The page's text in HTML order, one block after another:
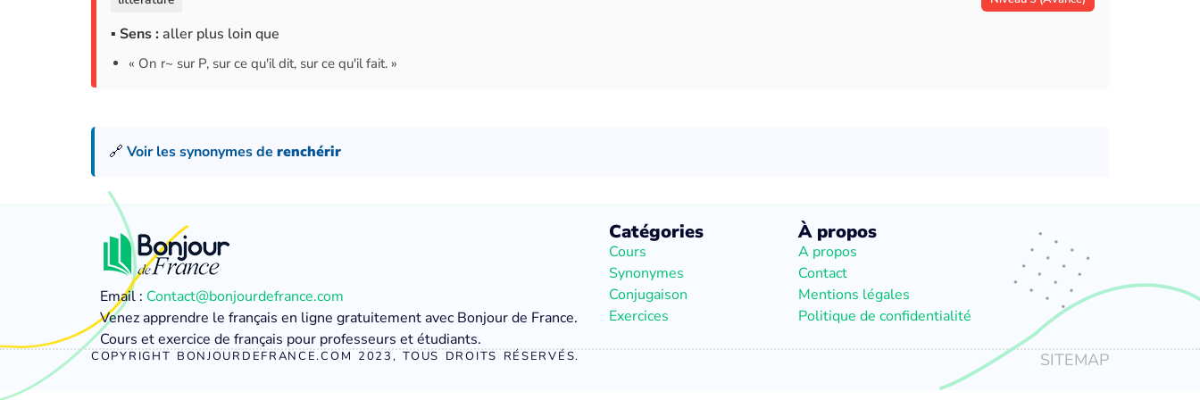
▪ Sens : aller plus loin que
« On r~ sur P, sur ce qu'il dit, sur ce qu'il fait. »
🔗 Voir les synonymes de renchérir
Email : Contact@bonjourdefrance.com
Venez apprendre le français en ligne gratuitement avec Bonjour de France.
Cours et exercice de français pour professeurs et étudiants.
Catégories
Cours
Synonymes
Conjugaison
Exercices
À propos
A propos
Contact
Mentions légales
Politique de confidentialité
COPYRIGHT BONJOURDEFRANCE.COM 2023, TOUS DROITS RÉSERVÉS. SITEMAP